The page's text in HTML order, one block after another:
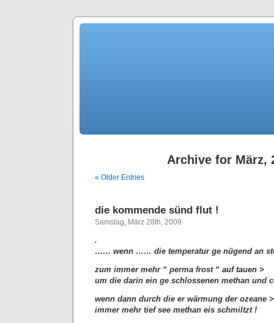
Archive for März,
« Older Entries
die kommende sünd flut !
Samstag, März 28th, 2009
.
…… wenn …… die temperatur ge nügend an
zum immer mehr “ perma frost “ auf tauen >
um die darin ein ge schlossenen methan und
wenn dann durch die er wärmung der ozeane >
immer mehr tief see methan eis schmiltzt !